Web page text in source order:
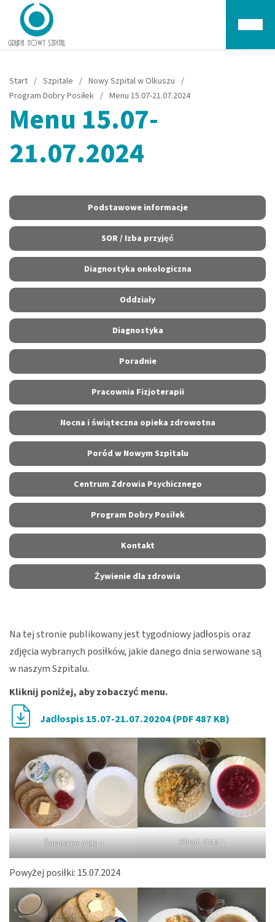
Start / Szpitale / Nowy Szpital w Olkuszu /
Program Dobry Posiłek / Menu 15.07-21.07.2024
Menu 15.07-
21.07.2024
Podstawowe informacje
SOR / Izba przyjęć
Diagnostyka onkologiczna
Oddziały
Diagnostyka
Poradnie
Pracownia Fizjoterapii
Nocna i świąteczna opieka zdrowotna
Poród w Nowym Szpitalu
Centrum Zdrowia Psychicznego
Program Dobry Posiłek
Kontakt
Żywienie dla zdrowia
Na tej stronie publikowany jest tygodniowy jadłospis oraz
zdjęcia wybranych posiłków, jakie danego dnia serwowane są
w naszym Szpitalu.
Kliknij poniżej, aby zobaczyć menu.
Jadłospis 15.07-21.07.20204 (PDF 487 KB)
Śniadanie: dieta 1 Obiad: dieta 1
Powyżej posiłki: 15.07.2024